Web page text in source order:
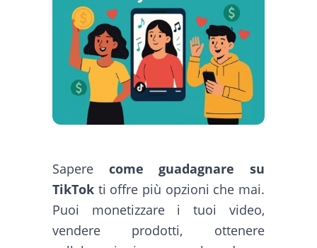
Sapere come guadagnare su
TikTokti offre più opzioni che mai.
Puoi monetizzare i tuoi video,
vendere prodotti, ottenere